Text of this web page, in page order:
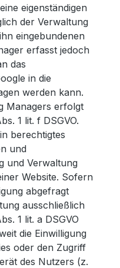
eigenständigen
der Verwaltung
eingebundenen
erfasst jedoch
das
in die
werden kann.
Managers erfolgt
1 lit. f DSGVO.
berechtigtes
und
und Verwaltung
Website. Sofern
abgefragt
ausschließlich
1 lit. a DSGVO
die Einwilligung
oder den Zugriff
des Nutzers (z.